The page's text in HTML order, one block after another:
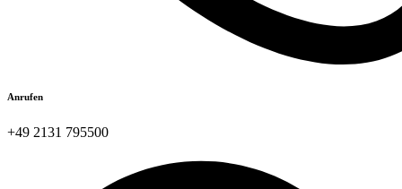
Anrufen
+49 2131 795500​